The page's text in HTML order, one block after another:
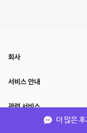
더 많은 후
회사
서비스 안내
관련 서비스